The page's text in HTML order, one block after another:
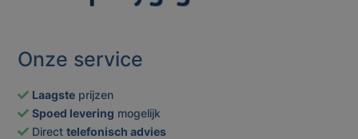
Onze service
Laagste prijzen
Spoed levering mogelijk
Directtelefonisch advies